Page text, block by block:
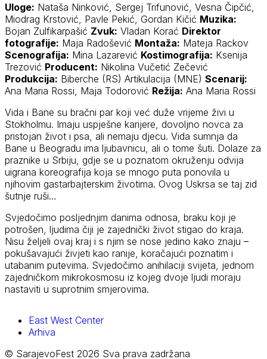
Uloge: Nataša Ninković, Sergej Trifunović, Vesna Čipčić,
Miodrag Krstović, Pavle Pekić, Gordan Kičić Muzika:
Bojan Zulfikarpašić Zvuk: Vladan Korać Direktor
fotografije: Maja Radošević Montaža: Mateja Rackov
Scenografija: Mina Lazarević Kostimografija: Ksenija
Trezović Producent: Nikolina Vučetić Zečević
Produkcija: Biberche (RS) Artikulacija (MNE) Scenarij:
Ana Maria Rossi, Maja Todorović Režija: Ana Maria Rossi
Vida i Bane su bračni par koji već duže vrijeme živi u
Stokholmu. Imaju uspješne karijere, dovoljno novca za
pristojan život i psa, ali nemaju djecu. Vida sumnja da
Bane u Beogradu ima ljubavnicu, ali o tome šuti. Dolaze za
praznike u Srbiju, gdje se u poznatom okruženju odvija
uigrana koreografija koja se mnogo puta ponovila u
njihovim gastarbajterskim životima. Ovog Uskrsa se taj zid
šutnje ruši…
Svjedočimo posljednjim danima odnosa, braku koji je
potrošen, ljudima čiji je zajednički život stigao do kraja.
Nisu željeli ovaj kraj i s njim se nose jedino kako znaju –
pokušavajući živjeti kao ranije, koračajući poznatim i
utabanim putevima. Svjedočimo anihilaciji svijeta, jednom
zajedničkom mikrokosmosu iz kojeg dvoje ljudi moraju
nastaviti u suprotnim smjerovima.
East West Center
Arhiva
© SarajevoFest 2026 Sva prava zadržana